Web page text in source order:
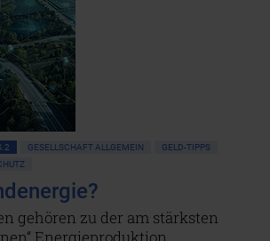
GESELLSCHAFT ALLGEMEIN
GELD-TIPPS
gehören zu der am stärksten